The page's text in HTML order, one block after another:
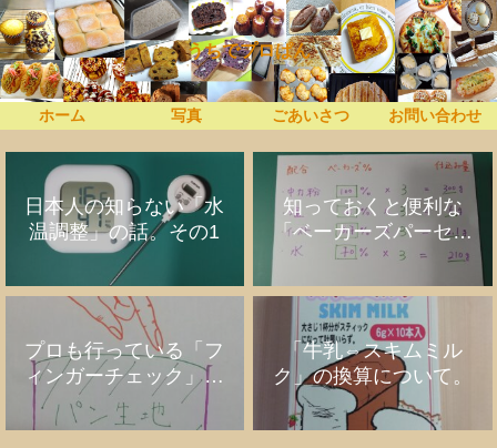
うちでプロぱん
ホーム 写真 ごあいさつ お問い合わせ
日本人の知らない「水
温調整」の話。その1
知っておくと便利な
「ベーカーズパーセン
ト」の話
プロも行っている「フ
ィンガーチェック」の
話。
「牛乳⇔スキムミル
ク」の換算について。